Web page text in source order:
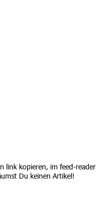
link kopieren, im feed-reader
Du keinen Artikel!